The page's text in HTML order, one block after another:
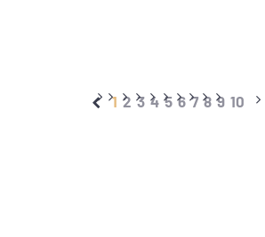
1 2 3 4 5 6 7 8 9 10